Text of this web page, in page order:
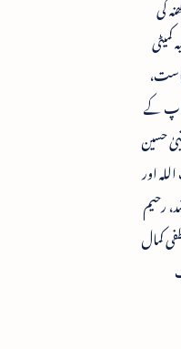
کے
حسین
اور
رحیم
کمال